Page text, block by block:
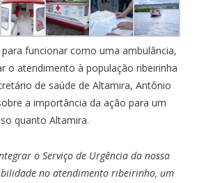
funcionar como uma ambulância,
o atendimento à população ribeirinha
de saúde de Altamira, Antônio
a importância da ação para um
quanto Altamira.
o Serviço de Urgência da nossa
no atendimento ribeirinho, um